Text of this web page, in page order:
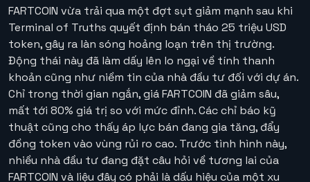
FARTCOIN vừa trải qua một đợt sụt giảm mạnh sau khi
Terminal of Truths quyết định bán tháo 25 triệu USD
token, gây ra làn sóng hoảng loạn trên thị trường.
Động thái này đã làm dấy lên lo ngại về tính thanh
khoản cũng như niềm tin của nhà đầu tư đối với dự án.
Chỉ trong thời gian ngắn, giá FARTCOIN đã giảm sâu,
mất tới 80% giá trị so với mức đỉnh. Các chỉ báo kỹ
thuật cũng cho thấy áp lực bán đang gia tăng, đẩy
đồng token vào vùng rủi ro cao. Trước tình hình này,
nhiều nhà đầu tư đang đặt câu hỏi về tương lai của
FARTCOIN và liệu đây có phải là dấu hiệu của một xu